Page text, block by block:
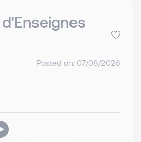
Posted on: 07/08/2026